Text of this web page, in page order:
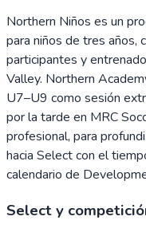
Northern Niños es un
para niños de tres años,
participantes y
Valley. Northern
U7–U9 como sesión
por la tarde en MRC
profesional, para
hacia Select con el
calendario de
Select y